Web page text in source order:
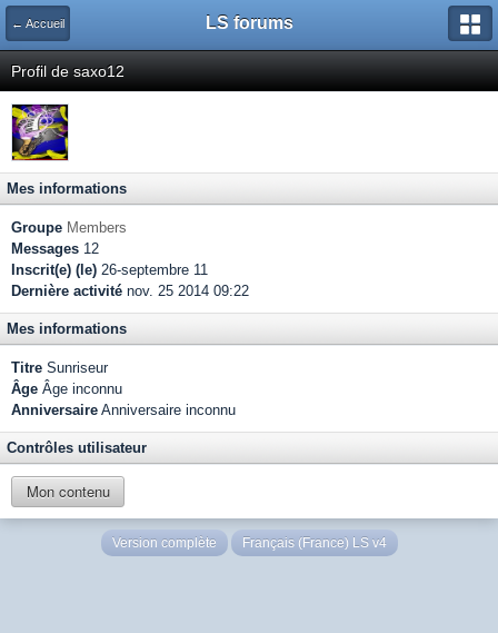
← Accueil LS forums
Profil de saxo12
Mes informations
Groupe Members
Messages 12
Inscrit(e) (le) 26-septembre 11
Dernière activité nov. 25 2014 09:22
Mes informations
Titre Sunriseur
Âge Âge inconnu
Anniversaire Anniversaire inconnu
Contrôles utilisateur
Mon contenu
Version complète Français (France) LS v4